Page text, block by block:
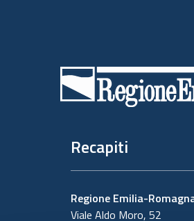
Recapiti
Regione Emilia-
Viale Aldo Moro, 52